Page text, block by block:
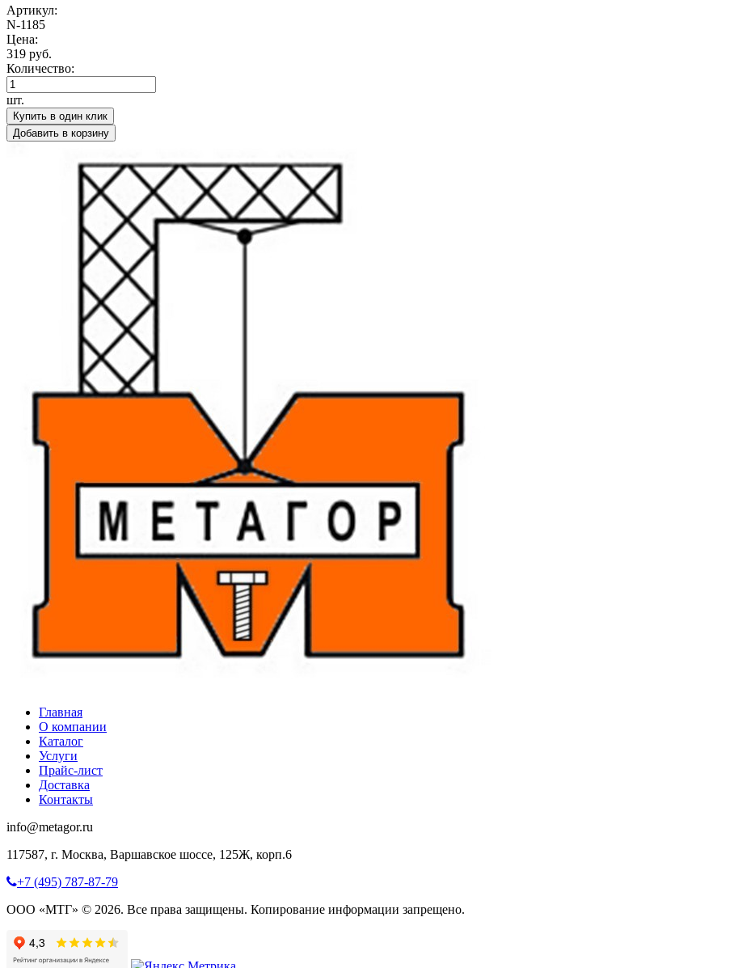
Артикул:
N-1185
Цена:
319 руб.
Количество:
шт.
Купить в один клик
Добавить в корзину
Главная
О компании
Каталог
Услуги
Прайс-лист
Доставка
Контакты
info@metagor.ru
117587, г. Москва, Варшавское шоссе, 125Ж, корп.6
+7 (495) 787-87-79
ООО «МТГ» © 2026. Все права защищены. Копирование информации запрещено.